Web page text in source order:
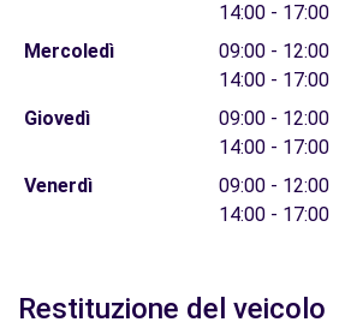
14:00 - 17:00
Mercoledì
09:00 - 12:00
14:00 - 17:00
Giovedì
09:00 - 12:00
14:00 - 17:00
Venerdì
09:00 - 12:00
14:00 - 17:00
Restituzione del veicolo